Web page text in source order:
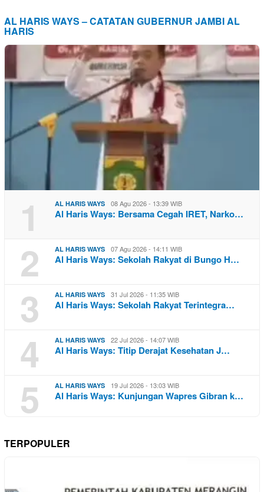
AL HARIS WAYS – CATATAN GUBERNUR JAMBI AL
HARIS
1 AL HARIS WAYS 08 Agu 2026 - 13:39 WIB
Al Haris Ways: Bersama Cegah IRET, Narko…
2 AL HARIS WAYS 07 Agu 2026 - 14:11 WIB
Al Haris Ways: Sekolah Rakyat di Bungo H…
3 AL HARIS WAYS 31 Jul 2026 - 11:35 WIB
Al Haris Ways: Sekolah Rakyat Terintegra…
4 AL HARIS WAYS 22 Jul 2026 - 14:07 WIB
Al Haris Ways: Titip Derajat Kesehatan J…
5 AL HARIS WAYS 19 Jul 2026 - 13:03 WIB
Al Haris Ways: Kunjungan Wapres Gibran k…
TERPOPULER